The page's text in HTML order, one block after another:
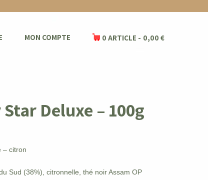
MON COMPTE 0 ARTICLE 0,00 €
Deluxe – 100g
– citron
Sud (38%), citronnelle, thé noir Assam OP